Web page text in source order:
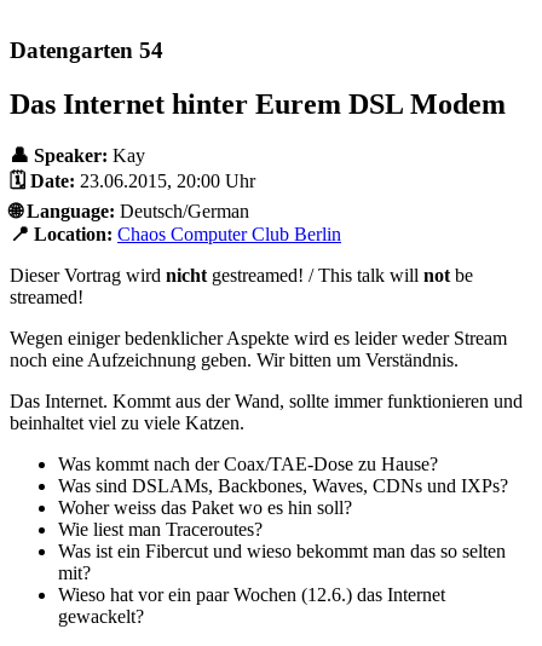
Datengarten 54
Das Internet hinter Eurem DSL Modem
👤 Speaker: Kay
🗓️ Date: 23.06.2015, 20:00 Uhr
🌐 Language: Deutsch/German
📍 Location: Chaos Computer Club Berlin
Dieser Vortrag wird nicht gestreamed! / This talk will not be
streamed!
Wegen einiger bedenklicher Aspekte wird es leider weder Stream
noch eine Aufzeichnung geben. Wir bitten um Verständnis.
Das Internet. Kommt aus der Wand, sollte immer funktionieren und
beinhaltet viel zu viele Katzen.
Was kommt nach der Coax/TAE-Dose zu Hause?
Was sind DSLAMs, Backbones, Waves, CDNs und IXPs?
Woher weiss das Paket wo es hin soll?
Wie liest man Traceroutes?
Was ist ein Fibercut und wieso bekommt man das so selten
mit?
Wieso hat vor ein paar Wochen (12.6.) das Internet
gewackelt?